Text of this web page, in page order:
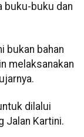
buku-buku dan
bukan bahan
melaksanakan
dilalui
Jalan Kartini.